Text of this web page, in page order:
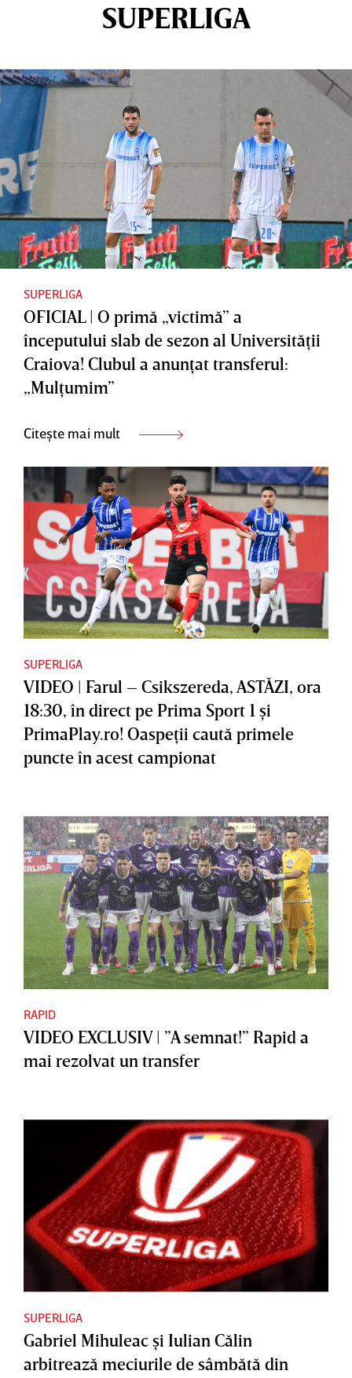
SUPERLIGA
SUPERLIGA
OFICIAL | O primă „victimă” a
începutului slab de sezon al Universităţii
Craiova! Clubul a anunţat transferul:
„Mulţumim”
Citește mai mult
SUPERLIGA
VIDEO | Farul – Csikszereda, ASTĂZI, ora
18:30, în direct pe Prima Sport 1 şi
PrimaPlay.ro! Oaspeţii caută primele
puncte în acest campionat
RAPID
VIDEO EXCLUSIV | ”A semnat!” Rapid a
mai rezolvat un transfer
SUPERLIGA
Gabriel Mihuleac şi Iulian Călin
arbitrează meciurile de sâmbătă din